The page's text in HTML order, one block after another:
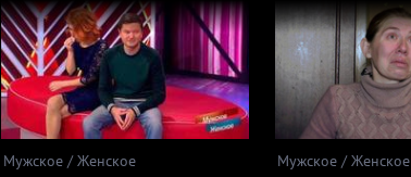
Мужское / Женское Мужское / Женское